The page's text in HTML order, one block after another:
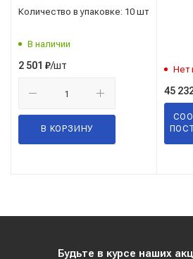
Количество в упаковке: 10 шт
В наличии
2 501 ₽/шт
В КОРЗИНУ
Нет
45
Будьте в курсе наших